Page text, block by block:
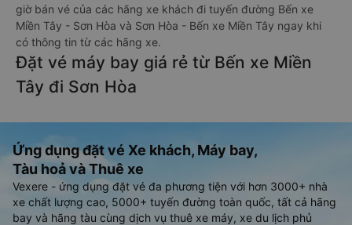
giờ bán vé của các hãng xe khách đi tuyến đường Bến xe
Miền Tây - Sơn Hòa và Sơn Hòa - Bến xe Miền Tây ngay khi
có thông tin từ các hãng xe.
Đặt vé máy bay giá rẻ từ Bến xe Miền
Tây đi Sơn Hòa
Ứng dụng đặt vé Xe khách, Máy bay,
Tàu hoả và Thuê xe
Vexere - ứng dụng đặt vé đa phương tiện với hơn 3000+ nhà
xe chất lượng cao, 5000+ tuyến đường toàn quốc, tất cả hãng
bay và hãng tàu cùng dịch vụ thuê xe máy, xe du lịch phủ